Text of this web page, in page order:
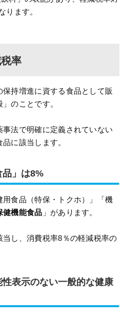
ります。
率
持増進に資する食品として販
のことです。
法で明確に定義されていない
に該当します。
品」は8%
用食品（特保・トクホ）」「機
健機能食品 」があります。
し、消費税率8％の軽減税率の
性表示のない一般的な健康